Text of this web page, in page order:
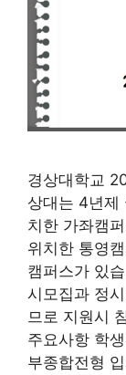
경상대학교
상대는 4년제
치한 가좌캠
위치한 통영
캠퍼스가 있
시모집과 정
므로 지원시
주요사항 학
부종합전형